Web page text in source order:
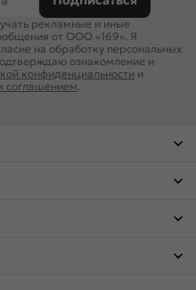
рекламные и иные
от ООО «169». Я
на обработку персональных
ознакомление и
конфиденциальности и
соглашением.